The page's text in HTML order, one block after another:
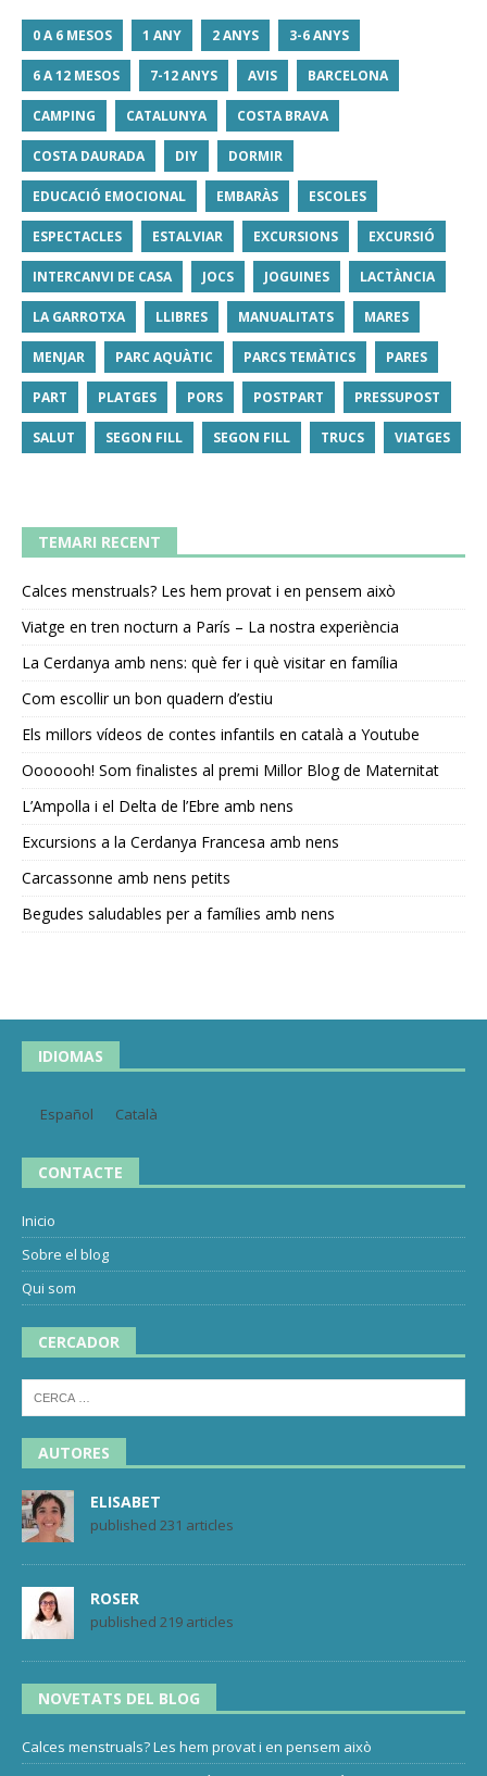
0 A 6 MESOS 1 ANY 2 ANYS 3-6 ANYS
6 A 12 MESOS 7-12 ANYS AVIS BARCELONA
CAMPING CATALUNYA COSTA BRAVA
COSTA DAURADA DIY DORMIR
EDUCACIÓ EMOCIONAL EMBARÀS ESCOLES
ESPECTACLES ESTALVIAR EXCURSIONS EXCURSIÓ
INTERCANVI DE CASA JOCS JOGUINES LACTÀNCIA
LA GARROTXA LLIBRES MANUALITATS MARES
MENJAR PARC AQUÀTIC PARCS TEMÀTICS PARES
PART PLATGES PORS POSTPART PRESSUPOST
SALUT SEGON FILL SEGON FILL TRUCS VIATGES
TEMARI RECENT
Calces menstruals? Les hem provat i en pensem això
Viatge en tren nocturn a París – La nostra experiència
La Cerdanya amb nens: què fer i què visitar en família
Com escollir un bon quadern d’estiu
Els millors vídeos de contes infantils en català a Youtube
Ooooooh! Som finalistes al premi Millor Blog de Maternitat
L’Ampolla i el Delta de l’Ebre amb nens
Excursions a la Cerdanya Francesa amb nens
Carcassonne amb nens petits
Begudes saludables per a famílies amb nens
IDIOMAS
Español Català
CONTACTE
Inicio
Sobre el blog
Qui som
CERCADOR
AUTORES
ELISABET
published 231 articles
ROSER
published 219 articles
NOVETATS DEL BLOG
Calces menstruals? Les hem provat i en pensem això